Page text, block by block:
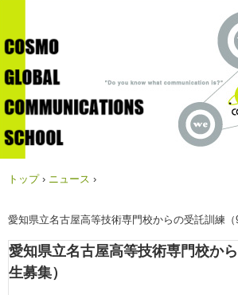
トップ › ニュース ›
愛知県立名古屋高等技術専門校からの受託訓練（
愛知県立名古屋高等技術専門校か
生募集）